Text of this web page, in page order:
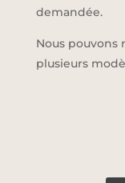
demandée.
Nous pouvons
plusieurs